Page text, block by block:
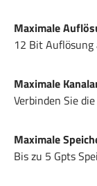
Maximale
12 Bit Auflösung
Maximale
Verbinden Sie
Maximale
Bis zu 5 Gpts